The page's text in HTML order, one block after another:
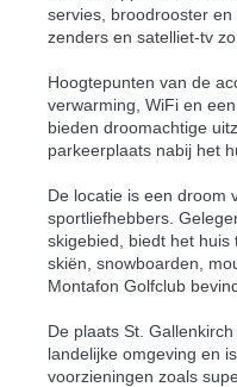
servies, broodrooster
zenders en satelliet-tv
Hoogtepunten van de
verwarming, WiFi en
bieden droomachtige
parkeerplaats nabij het
De locatie is een droom
sportliefhebbers.
skigebied, biedt het huis
skiën, snowboarden,
Montafon Golfclub
De plaats St.
landelijke omgeving en
voorzieningen zoals